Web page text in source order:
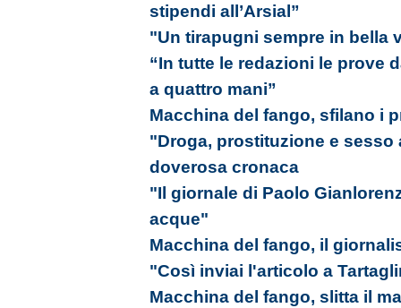
stipendi all’Arsial”
"Un tirapugni sempre in bella
“In tutte le redazioni le prove
a quattro mani”
Macchina del fango, sfilano i
"Droga, prostituzione e sesso
doverosa cronaca
"Il giornale di Paolo
acque"
Macchina del fango, il
"Così inviai l'articolo a
Macchina del fango, slitta il